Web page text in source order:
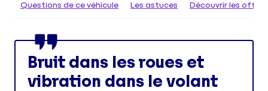
Questions de ce véhicule Les astuces Découvrir les
Bruit dans les roues et
vibration dans le volant